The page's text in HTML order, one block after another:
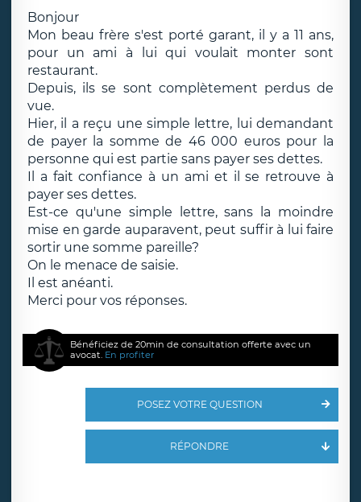
Bonjour
Mon beau frère s'est porté garant, il y a 11 ans,
pour un ami à lui qui voulait monter sont
restaurant.
Depuis, ils se sont complètement perdus de
vue.
Hier, il a reçu une simple lettre, lui demandant
de payer la somme de 46 000 euros pour la
personne qui est partie sans payer ses dettes.
Il a fait confiance à un ami et il se retrouve à
payer ses dettes.
Est-ce qu'une simple lettre, sans la moindre
mise en garde auparavent, peut suffir à lui faire
sortir une somme pareille?
On le menace de saisie.
Il est anéanti.
Merci pour vos réponses.
Bénéficiez de 20min de consultation offerte avec un
avocat. En profiter
POSEZ VOTRE QUESTION
RÉPONDRE